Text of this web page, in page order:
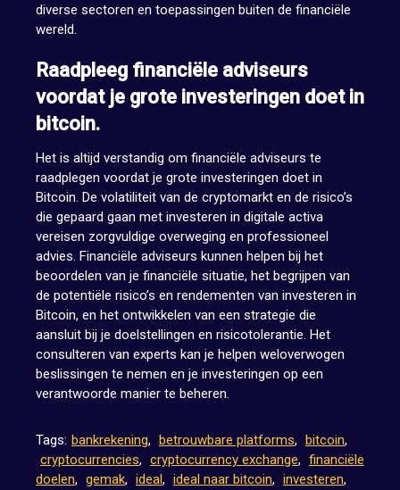
diverse sectoren en toepassingen buiten de financiële
wereld.
Raadpleeg financiële adviseurs
voordat je grote investeringen doet in
bitcoin.
Het is altijd verstandig om financiële adviseurs te
raadplegen voordat je grote investeringen doet in
Bitcoin. De volatiliteit van de cryptomarkt en de risico’s
die gepaard gaan met investeren in digitale activa
vereisen zorgvuldige overweging en professioneel
advies. Financiële adviseurs kunnen helpen bij het
beoordelen van je financiële situatie, het begrijpen van
de potentiële risico’s en rendementen van investeren in
Bitcoin, en het ontwikkelen van een strategie die
aansluit bij je doelstellingen en risicotolerantie. Het
consulteren van experts kan je helpen weloverwogen
beslissingen te nemen en je investeringen op een
verantwoorde manier te beheren.
Tags: bankrekening, betrouwbare platforms, bitcoin,
cryptocurrencies, cryptocurrency exchange, financiële
doelen, gemak, ideal, ideal naar bitcoin, investeren,